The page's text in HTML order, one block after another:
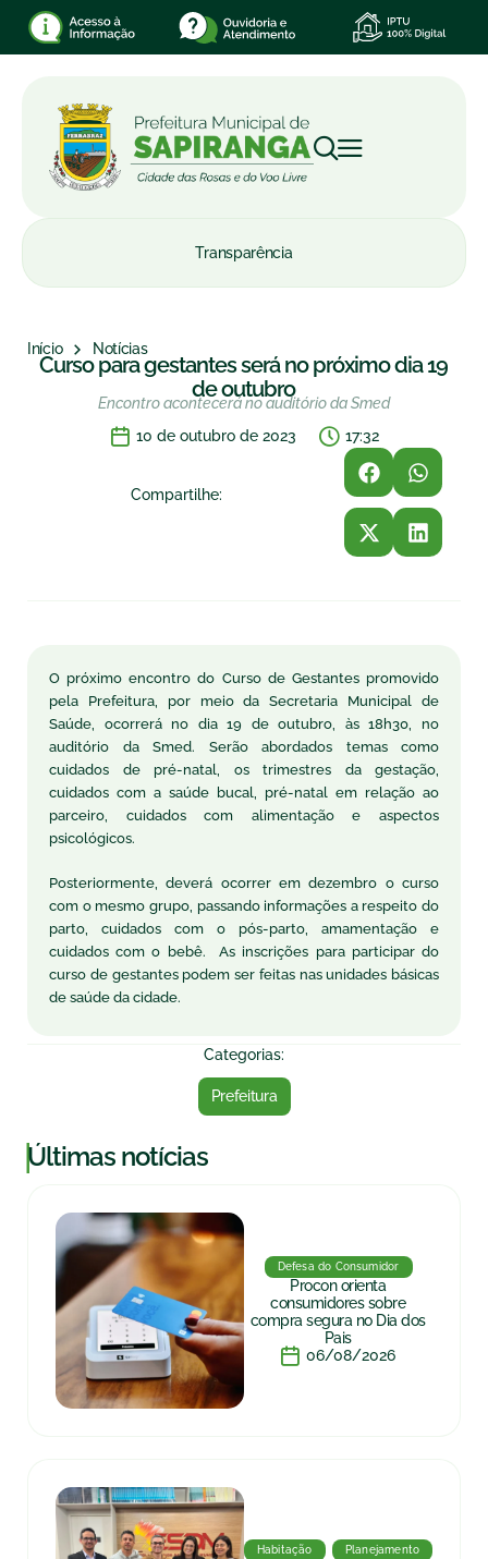
Transparência
Início Notícias
Curso para gestantes será no próximo dia 19
de outubro
Encontro acontecerá no auditório da Smed
10 de outubro de 2023
17:32
Compartilhe:
O próximo encontro do Curso de Gestantes promovido
pela Prefeitura, por meio da Secretaria Municipal de
Saúde, ocorrerá no dia 19 de outubro, às 18h30, no
auditório da Smed. Serão abordados temas como
cuidados de pré-natal, os trimestres da gestação,
cuidados com a saúde bucal, pré-natal em relação ao
parceiro, cuidados com alimentação e aspectos
psicológicos.
Posteriormente, deverá ocorrer em dezembro o curso
com o mesmo grupo, passando informações a respeito do
parto, cuidados com o pós-parto, amamentação e
cuidados com o bebê. As inscrições para participar do
curso de gestantes podem ser feitas nas unidades básicas
de saúde da cidade.
Categorias:
Prefeitura
|Últimas notícias
Defesa do Consumidor
Procon orienta
consumidores sobre
compra segura no Dia dos
Pais
06/08/2026
Habitação Planejamento